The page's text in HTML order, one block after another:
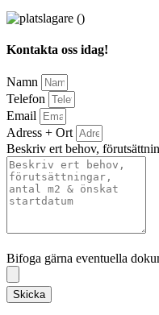
Kontakta oss idag!
Namn
Telefon
Email
Adress + Ort
Beskriv ert behov,
Bifoga gärna eventuella
Skicka